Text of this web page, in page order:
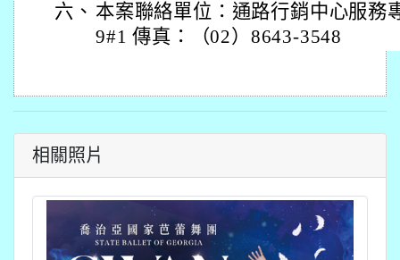
六、 本案聯絡單位：通路行銷中心服務
9#1 傳真：（02）8643-3548
相關照片